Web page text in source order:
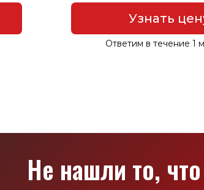
Узнать
Ответим в течение 1
Не нашли то,